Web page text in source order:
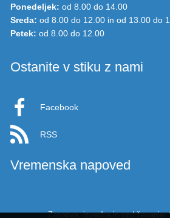
Ponedeljek: od 8.00 do 14.00
Sreda: od 8.00 do 12.00 in od 13.00 do
Petek: od 8.00 do 12.00
Ostanite v stiku z nami
Facebook
RSS
Vremenska napoved
Zasnova, izvedba in vzdrževanje: